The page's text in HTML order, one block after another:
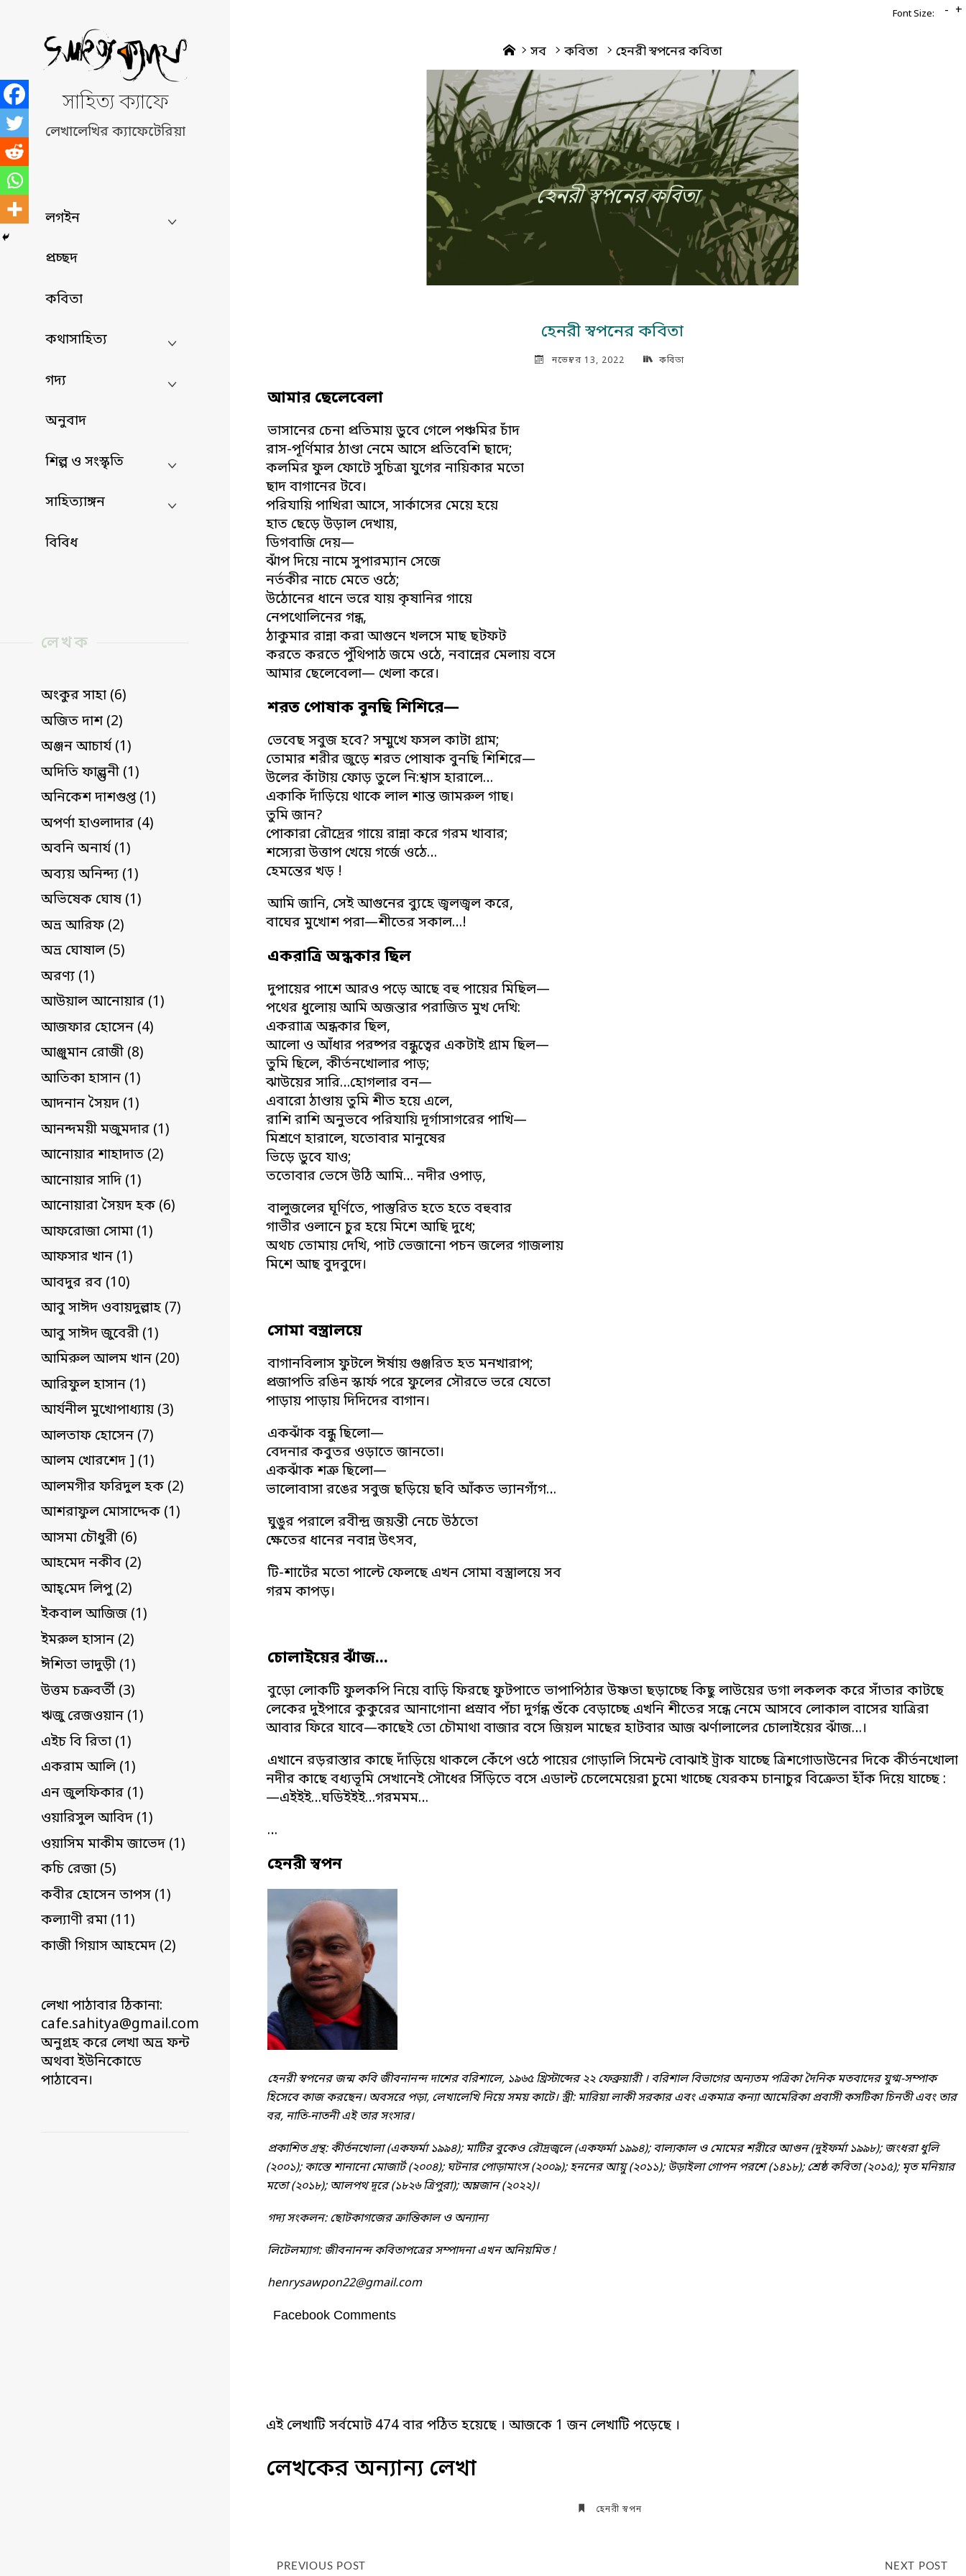
content
সাহিত্য ক্যাফে
লেখালেখির ক্যাফেটেরিয়া
লগইন
প্রচ্ছদ
কবিতা
কথাসাহিত্য
গদ্য
অনুবাদ
শিল্প ও সংস্কৃতি
সাহিত্যাঙ্গন
বিবিধ
লেখক
অংকুর সাহা (6)
অজিত দাশ (2)
অঞ্জন আচার্য (1)
অদিতি ফাল্গুনী (1)
অনিকেশ দাশগুপ্ত (1)
অপর্ণা হাওলাদার (4)
অবনি অনার্য (1)
অব্যয় অনিন্দ্য (1)
অভিষেক ঘোষ (1)
অভ্র আরিফ (2)
অভ্র ঘোষাল (5)
অরণ্য (1)
আউয়াল আনোয়ার (1)
আজফার হোসেন (4)
আঞ্জুমান রোজী (8)
আতিকা হাসান (1)
আদনান সৈয়দ (1)
আনন্দময়ী মজুমদার (1)
আনোয়ার শাহাদাত (2)
আনোয়ার সাদি (1)
আনোয়ারা সৈয়দ হক (6)
আফরোজা সোমা (1)
আফসার খান (1)
আবদুর রব (10)
আবু সাঈদ ওবায়দুল্লাহ (7)
আবু সাঈদ জুবেরী (1)
আমিরুল আলম খান (20)
আরিফুল হাসান (1)
আর্যনীল মুখোপাধ্যায় (3)
আলতাফ হোসেন (7)
আলম খোরশেদ ] (1)
আলমগীর ফরিদুল হক (2)
আশরাফুল মোসাদ্দেক (1)
আসমা চৌধুরী (6)
আহমেদ নকীব (2)
আহ্‌মেদ লিপু (2)
ইকবাল আজিজ (1)
ইমরুল হাসান (2)
ঈশিতা ভাদুড়ী (1)
উত্তম চক্রবর্তী (3)
ঋজু রেজওয়ান (1)
এইচ বি রিতা (1)
একরাম আলি (1)
এন জুলফিকার (1)
ওয়ারিসুল আবিদ (1)
ওয়াসিম মাকীম জাভেদ (1)
কচি রেজা (5)
কবীর হোসেন তাপস (1)
কল্যাণী রমা (11)
কাজী গিয়াস আহমেদ (2)
লেখা পাঠাবার ঠিকানা:
cafe.sahitya@gmail.com
অনুগ্রহ করে লেখা অভ্র ফন্ট
অথবা ইউনিকোডে
পাঠাবেন।
Home
সব কবিতা হেনরী স্বপনের কবিতা
হেনরী স্বপনের কবিতা
নভেম্বর 13, 2022 কবিতা
আমার ছেলেবেলা
ভাসানের চেনা প্রতিমায় ডুবে গেলে পঞ্চমির চাঁদ
রাস-পূর্ণিমার ঠাণ্ডা নেমে আসে প্রতিবেশি ছাদে;
কলমির ফুল ফোটে সুচিত্রা যুগের নায়িকার মতো
ছাদ বাগানের টবে।
পরিযায়ি পাখিরা আসে, সার্কাসের মেয়ে হয়ে
হাত ছেড়ে উড়াল দেখায়,
ডিগবাজি দেয়—
ঝাঁপ দিয়ে নামে সুপারম্যান সেজে
নর্তকীর নাচে মেতে ওঠে;
উঠোনের ধানে ভরে যায় কৃষানির গায়ে
নেপথোলিনের গন্ধ,
ঠাকুমার রান্না করা আগুনে খলসে মাছ ছটফট
করতে করতে পুঁথিপাঠ জমে ওঠে, নবান্নের মেলায় বসে
আমার ছেলেবেলা— খেলা করে।
শরত পোষাক বুনছি শিশিরে—
ভেবেছ সবুজ হবে? সম্মুখে ফসল কাটা গ্রাম;
তোমার শরীর জুড়ে শরত পোষাক বুনছি শিশিরে—
উলের কাঁটায় ফোড় তুলে নি:শ্বাস হারালে…
একাকি দাঁড়িয়ে থাকে লাল শান্ত জামরুল গাছ।
তুমি জান?
পোকারা রৌদ্রের গায়ে রান্না করে গরম খাবার;
শস্যেরা উত্তাপ খেয়ে গর্জে ওঠে…
হেমন্তের খড় !
আমি জানি, সেই আগুনের ব্যুহে জ্বলজ্বল করে,
বাঘের মুখোশ পরা—শীতের সকাল…!
একরাত্রি অন্ধকার ছিল
দুপায়ের পাশে আরও পড়ে আছে বহু পায়ের মিছিল—
পথের ধুলোয় আমি অজন্তার পরাজিত মুখ দেখি:
একরাাত্র অন্ধকার ছিল,
আলো ও আঁধার পরষ্পর বন্ধুত্বের একটাই গ্রাম ছিল—
তুমি ছিলে, কীর্তনখোলার পাড়;
ঝাউয়ের সারি…হোগলার বন—
এবারো ঠাণ্ডায় তুমি শীত হয়ে এলে,
রাশি রাশি অনুভবে পরিযায়ি দূর্গাসাগরের পাখি—
মিশ্রণে হারালে, যতোবার মানুষের
ভিড়ে ডুবে যাও;
ততোবার ভেসে উঠি আমি… নদীর ওপাড়,
বালুজলের ঘূর্ণিতে, পাস্তুরিত হতে হতে বহুবার
গাভীর ওলানে চুর হয়ে মিশে আছি দুধে;
অথচ তোমায় দেখি, পাট ভেজানো পচন জলের গাজলায়
মিশে আছ বুদবুদে।
সোমা বস্ত্রালয়ে
বাগানবিলাস ফুটলে ঈর্ষায় গুঞ্জরিত হত মনখারাপ;
প্রজাপতি রঙিন স্কার্ফ পরে ফুলের সৌরভে ভরে যেতো
পাড়ায় পাড়ায় দিদিদের বাগান।
একঝাঁক বন্ধু ছিলো—
বেদনার কবুতর ওড়াতে জানতো।
একঝাঁক শত্রু ছিলো—
ভালোবাসা রঙের সবুজ ছড়িয়ে ছবি আঁকত ভ্যানগ্যঁগ…
ঘুঙুর পরালে রবীন্দ্র জয়ন্তী নেচে উঠতো
ক্ষেতের ধানের নবান্ন উৎসব,
টি-শার্টের মতো পাল্টে ফেলছে এখন সোমা বস্ত্রালয়ে সব
গরম কাপড়।
চোলাইয়ের ঝাঁজ…
বুড়ো লোকটি ফুলকপি নিয়ে বাড়ি ফিরছে ফুটপাতে ভাপাপিঠার উষ্ণতা ছড়াচ্ছে কিছু লাউয়ের ডগা লকলক করে সাঁতার কাটছে
লেকের দুইপারে কুকুরের আনাগোনা প্রস্রাব পঁচা দুর্গন্ধ শুঁকে বেড়াচ্ছে এখনি শীতের সন্ধে নেমে আসবে লোকাল বাসের যাত্রিরা
আবার ফিরে যাবে—কাছেই তো চৌমাথা বাজার বসে জিয়ল মাছের হাটবার আজ ঝর্ণালালের চোলাইয়ের ঝাঁজ…।
এখানে রড়রাস্তার কাছে দাঁড়িয়ে থাকলে কেঁঁপে ওঠে পায়ের গোড়ালি সিমেন্ট বোঝাই ট্রাক যাচ্ছে ত্রিশগোডাউনের দিকে কীর্তনখোলা
নদীর কাছে বধ্যভূমি সেখানেই সৌধের সিঁড়িতে বসে এডাল্ট চেলেমেয়েরা চুমো খাচ্ছে যেরকম চানাচুর বিক্রেতা হাঁঁক দিয়ে যাচ্ছে :
—এইইই…ঘডিইইই…গরমমম…
…
হেনরী স্বপন
হেনরী স্বপনের জন্ম কবি জীবনানন্দ দাশের বরিশালে, ১৯৬৫ খ্রিস্টাব্দের ২২ ফেব্রুয়ারী । বরিশাল বিভাগের অন্যতম পত্রিকা দৈনিক মতবাদের যুগ্ম-সম্পাক
হিসেবে কাজ করছেন। অবসরে পড়া, লেখালেখি নিয়ে সময় কাটে। স্ত্রী: মারিয়া লাকী সরকার এবং একমাত্র কন্যা আমেরিকা প্রবাসী কসটিকা চিনতী এবং তার
বর, নাতি-নাতনী এই তার সংসার।
প্রকাশিত গ্রন্থ: কীর্তনখোলা (একফর্মা ১৯৯৪); মাটির বুকেও রৌদ্রজ্বলে (একফর্মা ১৯৯৪); বাল্যকাল ও মোমের শরীরে আগুন (দুইফর্মা ১৯৯৮); জংধরা ধুলি
(২০০১); কাস্তে শানানো মোজার্ট (২০০৪); ঘটনার পোড়ামাংস (২০০৯); হননের আয়ু (২০১১); উড়াইলা গোপন পরশে (১৪১৮); শ্রেষ্ঠ কবিতা (২০১৫); মৃত মনিয়ার
মতো (২০১৮); আলপথ দূরে (১৮২৬ ত্রিপুরা); অম্লজান (২০২২)।
গদ্য সংকলন: ছোটকাগজের ক্রান্তিকাল ও অন্যান্য
লিটেলম্যাগ: জীবনানন্দ কবিতাপত্রের সম্পাদনা এখন অনিয়মিত !
henrysawpon22@gmail.com
Facebook Comments
এই লেখাটি সর্বমোট 474 বার পঠিত হয়েছে । আজকে 1 জন লেখাটি পড়েছে ।
লেখকের অন্যান্য লেখা
হেনরী স্বপন
PREVIOUS POST NEXT POST
Font Size: - +